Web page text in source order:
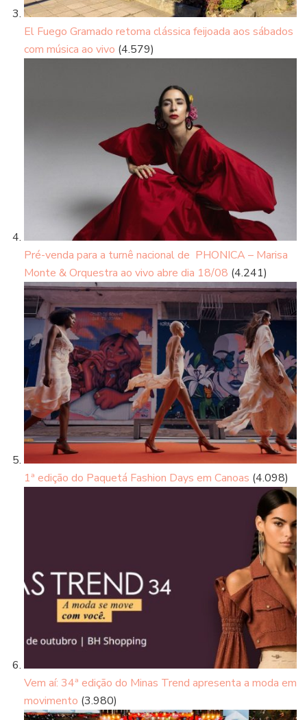
El Fuego Gramado retoma clássica feijoada aos sábados
com música ao vivo (4.579)
Pré-venda para a turnê nacional de PHONICA – Marisa
Monte & Orquestra ao vivo abre dia 18/08 (4.241)
1ª edição do Paquetá Fashion Days em Canoas (4.098)
Vem aí: 34ª edição do Minas Trend apresenta a moda em
movimento (3.980)